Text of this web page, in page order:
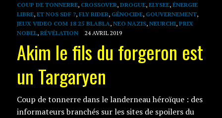
COUP DE TONNERRE, CROSSOVER, DROGUE, ELYSEE, ÉNERGIE
LIBRE, ET NOS SDF ?, FLY RIDER, GÉNOCIDE, GOUVERNEMENT,
JEUX VIDEO COM 18 25 BLABLA, NEO NAZIS, NEURCHI, PRIX
NOBEL, RÉVÉLATION 24 AVRIL 2019
Akim le fils du forgeron est
un Targaryen
Coup de tonnerre dans le landerneau héroïque : des
informateurs branchés sur les sites de spoilers du